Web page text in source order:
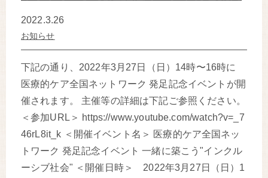
2022.3.26
お知らせ
下記の通り、2022年3月27日（日）14時〜16時に
医療的ケア全国ネットワーク 発足記念イベントが開
催されます。 主催等の詳細は下記ご参照ください。
＜参加URL＞ https://www.youtube.com/watch?v=_7
46rL8it_k ＜開催イベント名＞ 医療的ケア全国ネッ
トワーク 発足記念イベント 一緒に築こう"インクル
ーシブ社会" ＜開催日時＞ 2022年3月27日（日）1